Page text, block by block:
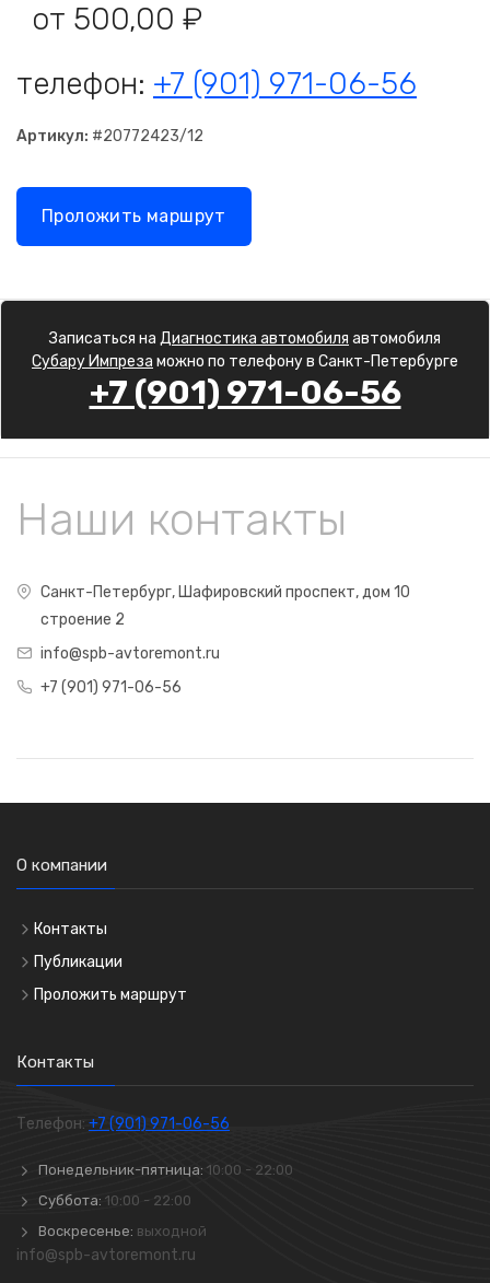
от 500,00 ₽
телефон: +7 (901) 971-06-56
Артикул: #20772423/12
Проложить маршрут
Записаться на Диагностика автомобиля автомобиля
Субару Импреза можно по телефону в Санкт-Петербурге
+7 (901) 971-06-56
Наши контакты
Санкт-Петербург, Шафировский проспект, дом 10
строение 2
info@spb-avtoremont.ru
+7 (901) 971-06-56
О компании
Контакты
Публикации
Проложить маршрут
Контакты
Телефон: +7 (901) 971-06-56
Понедельник-пятница: 10:00 - 22:00
Суббота: 10:00 - 22:00
Воскресенье: выходной
info@spb-avtoremont.ru